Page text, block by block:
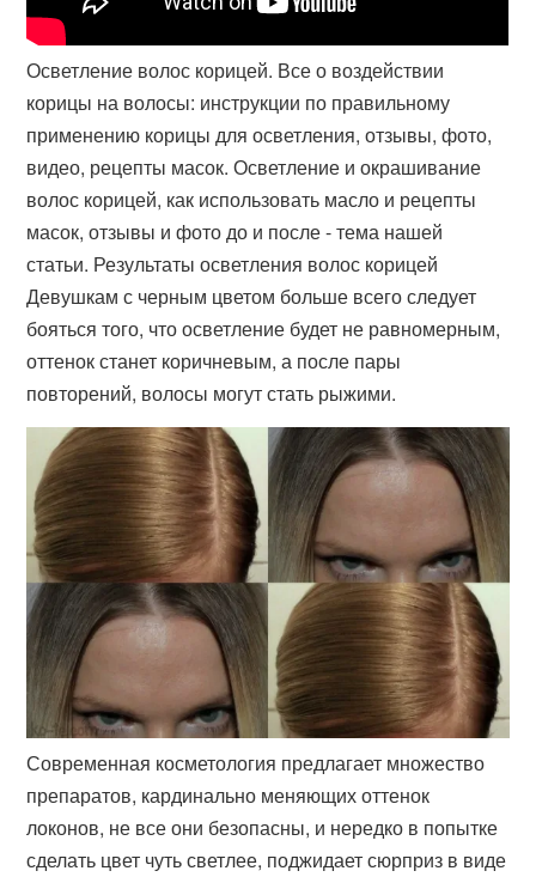
Осветление волос корицей. Все о воздействии
корицы на волосы: инструкции по правильному
применению корицы для осветления, отзывы, фото,
видео, рецепты масок. Осветление и окрашивание
волос корицей, как использовать масло и рецепты
масок, отзывы и фото до и после - тема нашей
статьи. Результаты осветления волос корицей
Девушкам с черным цветом больше всего следует
бояться того, что осветление будет не равномерным,
оттенок станет коричневым, а после пары
повторений, волосы могут стать рыжими.
Современная косметология предлагает множество
препаратов, кардинально меняющих оттенок
локонов, не все они безопасны, и нередко в попытке
сделать цвет чуть светлее, поджидает сюрприз в виде